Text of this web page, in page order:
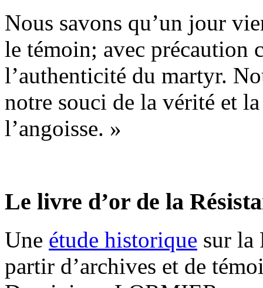
Nous savons qu’un jour
le témoin; avec précaution
l’authenticité du martyr.
notre souci de la vérité et
l’angoisse. »
Le livre d’or de la
Une étude historique sur la
partir d’archives et de